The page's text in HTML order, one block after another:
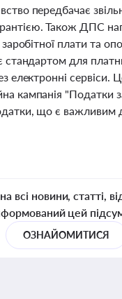
передбачає
Також ДПС
заробітної плати
стандартом для
електронні сервіси.
кампанія
що є важливим
новини, статті,
цей
ОЗНАЙОМИТИСЯ